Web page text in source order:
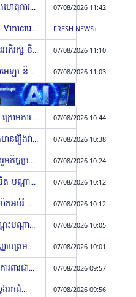
ខ្មាន់កាំភ្លើង និងមនុស្សម្នាក់បានស្លាប់ ក្នុងហេតុការណ៍បាញ់ប្រហារនៅសាលារៀន ប្រទេសថៃ 07/08/2026 11:42
Arsenal ពិតជាខកចិត្ត ដ្បិតខ្សែប្រយុទ្ធ Vinicius Jr បន្តរួមរស់ជាមួយ Real Madrid ៦ឆ្នាំទៀត FRESH NEWS+
មន្ទីរបរិស្ថានខេត្តរតនគិរី បន្តពង្រឹងការងារអភិរក្ស និងលើកកម្ពស់បរិស្ថានស្អាត តាមរយៈយុទ្ធសាស្ត្រចក្រា 07/08/2026 11:10
មន្រ្តីរដ្ឋាភិបាលបណ្តោះអាសន្នវ៉េណេស៊ុយអេឡា និងប្រតិភូគណបក្សប្រឆាំង ជួបមុខគ្នាពិភាក្សាជុំទីមួយ (Video inside) 07/08/2026 11:03
ករណីរោងចក្រវើរីណូ៖ គ្រប់ភាគីឯកភាគ្នា ក្រោមការសម្របសម្រួលរបស់ក្រសួងការងារ ហើយកម្មករឯកភាពនឹងចូលធ្វើការវិញនៅថ្ងៃនេះ 07/08/2026 10:44
វិចារណកថា! ⁨ដើមឈើមួយដើមៗ សុទ្ធតែមានរឿងរ៉ាវរបស់ខ្លួន 07/08/2026 10:38
ឧកញ៉ា តែ តាំងប៉ ដឹកនាំផ្នែកឯកជនចូលរួមកិច្ចប្រជុំក្រុមការងារ «គ» នៃវេទិការាជរដ្ឋាភិបាល-ផ្នែកឯកជន ដើម្បីពិភាក្សា និងដោះស្រាយបញ្ហាប្រឈមចំនួន ១៣ ចំណុច 07/08/2026 10:24
ការវាយប្រហាររបស់ហ៊ូទី លើអារ៉ាប៊ីសាអូឌីត បណ្ដាលឱ្យជនស៊ីវិល ១១នាក់រងរបួស ចំពោះមុខហានិភ័យនៃការរាលដាលជម្លោះកាន់តែធំ (Video inside) 07/08/2026 10:12
ក្រសួងអប់រំ ចេញបទប្បញ្ញត្តិសម្រាប់បុគ្គលិកអប់រំ ចំពោះការប្រើប្រាស់ទូរសព្ទដៃ និងឧបករណ៍អេឡិចត្រូនិកក្នុងមណ្ឌលសំណេរ សម្រាប់ការប្រឡងបាក់ឌុប (Video inside) 07/08/2026 10:12
ក្រុមប្រតិកម្មព័ត៌មាន គ.ជ.ប រៀបចំវគ្គបណ្តុះបណ្តាលស្តីពីមូលដ្ឋានគ្រឹះនៃព័ត៌មាន និងនៃសេចក្តីប្រកាសផ្សាយព័ត៌មាន ដើម្បីពង្រឹងសមត្ថភាពមន្ត្រី 07/08/2026 10:05
ហឹបប្រធានវិញ្ញាសាសម្រាប់ការប្រឡងសញ្ញាបត្រ​មធ្យមសិក្សាទុតិយភូមិ ឆ្នាំ២០២៦នេះ បានដឹកចេញទៅកាន់បណ្ដារាជធានីខេត្តហើយ 07/08/2026 10:01
សម្តេចមហាបវរធិបតី អនុញ្ញាតឱ្យរដ្ឋមន្ត្រីការពារជាតិម៉ាឡេស៊ី ចូលជួបសម្តែងការគួរសម និងពិភាក្សាការងារ 07/08/2026 09:57
រាជរដ្ឋាភិបាល និងវិស័យឯកជន រួមគ្នាស្វែងរកដំណោះស្រាយ ដើម្បីលើកកម្ពស់បរិយាកាសធុរកិច្ចនៅ​​ផ្នែកកម្មន្តសាល សហគ្រាសធុនតូច និងមធ្យម និងសេវា (Video inside) 07/08/2026 09:56